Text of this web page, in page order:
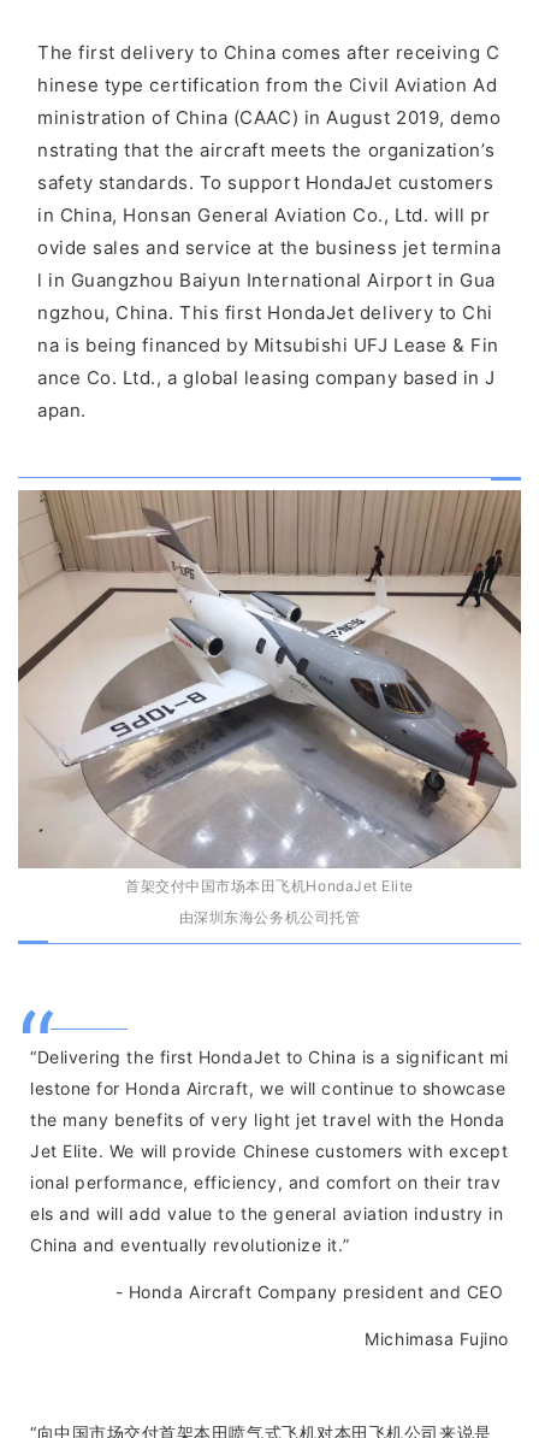
The first delivery to China comes after receiving C
hinese type certification from the Civil Aviation Ad
ministration of China (CAAC) in August 2019, demo
nstrating that the aircraft meets the organization’s
safety standards. To support HondaJet customers
in China, Honsan General Aviation Co., Ltd. will pr
ovide sales and service at the business jet termina
l in Guangzhou Baiyun International Airport in Gua
ngzhou, China. This first HondaJet delivery to Chi
na is being financed by Mitsubishi UFJ Lease & Fin
ance Co. Ltd., a global leasing company based in J
apan.
首架交付中国市场本田飞机HondaJet Elite
由深圳东海公务机公司托管
“
“Delivering the first HondaJet to China is a significant mi
lestone for Honda Aircraft, we will continue to showcase
the many benefits of very light jet travel with the Honda
Jet Elite. We will provide Chinese customers with except
ional performance, efficiency, and comfort on their trav
els and will add value to the general aviation industry in
China and eventually revolutionize it.”
- Honda Aircraft Company president and CEO
Michimasa Fujino
“向中国市场交付首架本田喷气式飞机对本田飞机公司来说是